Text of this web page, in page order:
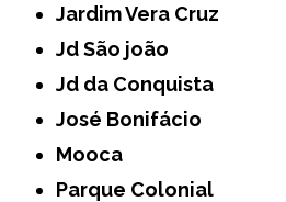
Jardim Vera Cruz
Jd São joão
Jd da Conquista
José Bonifácio
Mooca
Parque Colonial